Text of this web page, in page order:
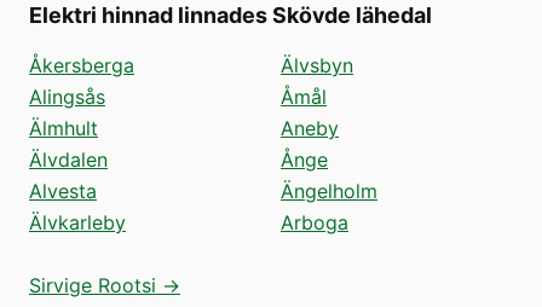
Elektri hinnad linnades Skövde lähedal
Åkersberga
Alingsås
Älmhult
Älvdalen
Alvesta
Älvkarleby
Älvsbyn
Åmål
Aneby
Ånge
Ängelholm
Arboga
Sirvige Rootsi →